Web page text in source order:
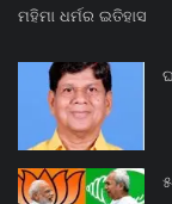
ମହିମା ଧର୍ମର ଇତିହାସ